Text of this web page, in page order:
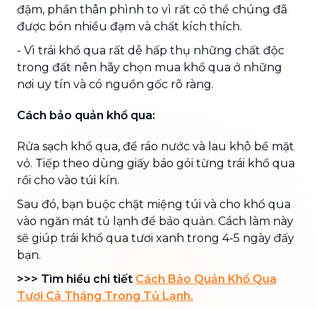
đậm, phần thân phình to vì rất có thể chúng đã
được bón nhiều đạm và chất kích thích.
- Vì trái khổ qua rất dễ hấp thụ những chất độc
trong đất nên hãy chọn mua khổ qua ở những
nơi uy tín và có nguồn gốc rõ ràng.
Cách bảo quản khổ qua:
Rửa sạch khổ qua, để ráo nước và lau khô bề mặt
vỏ. Tiếp theo dùng giấy báo gói từng trái khổ qua
rồi cho vào túi kín.
Sau đó, bạn buộc chặt miệng túi và cho khổ qua
vào ngăn mát tủ lạnh để bảo quản. Cách làm này
sẽ giúp trái khổ qua tươi xanh trong 4-5 ngày đấy
bạn.
>>> Tìm hiểu chi tiết Cách Bảo Quản Khổ Qua
Tươi Cả Tháng Trong Tủ Lạnh.